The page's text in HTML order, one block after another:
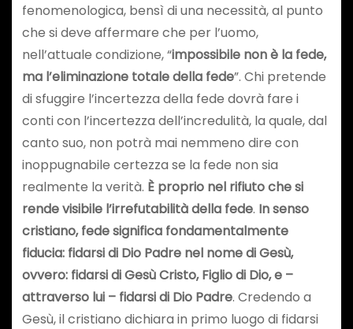
fenomenologica, bensì di una necessità, al punto
che si deve affermare che per l’uomo,
nell’attuale condizione, “impossibile non è la fede,
ma l’eliminazione totale della fede”. Chi pretende
di sfuggire l’incertezza della fede dovrà fare i
conti con l’incertezza dell’incredulità, la quale, dal
canto suo, non potrà mai nemmeno dire con
inoppugnabile certezza se la fede non sia
realmente la verità. È proprio nel rifiuto che si
rende visibile l’irrefutabilità della fede. In senso
cristiano, fede significa fondamentalmente
fiducia: fidarsi di Dio Padre nel nome di Gesù,
ovvero: fidarsi di Gesù Cristo, Figlio di Dio, e –
attraverso lui – fidarsi di Dio Padre. Credendo a
Gesù, il cristiano dichiara in primo luogo di fidarsi